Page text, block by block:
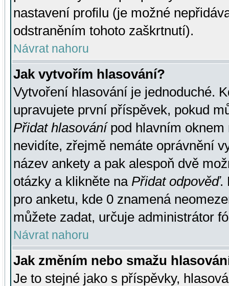
nastavení profilu (je možné
odstraněním tohoto zaškrtnutí).
Návrat nahoru
Jak vytvořím hlasování?
Vytvoření hlasování je jednoduché.
upravujete první příspěvek, pokud
Přidat hlasovánípod hlavním oknem
nevidíte, zřejmě nemáte oprávnění
název ankety a pak alespoň dvě
otázky a klikněte na Přidat odpověď.
pro anketu, kde 0 znamená
můžete zadat, určuje administrátor
Návrat nahoru
Jak změním nebo smažu
Je to stejné jako s příspěvky,